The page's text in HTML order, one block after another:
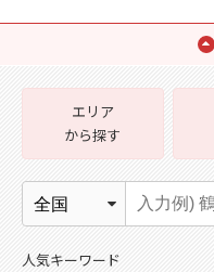
エリア
から探す
人気キーワード